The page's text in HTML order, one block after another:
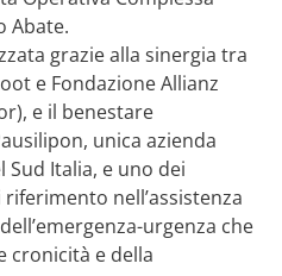
Abate.
grazie alla sinergia tra
e Fondazione Allianz
e il benestare
unica azienda
Italia, e uno dei
nell’assistenza
urgenza che
cronicità e della